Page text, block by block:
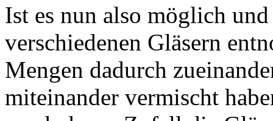
Ist es nun also möglich
verschiedenen Gläsern
Mengen dadurch
miteinander vermischt